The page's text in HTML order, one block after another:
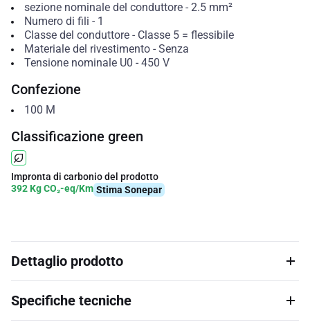
sezione nominale del conduttore- 2.5 mm²
Numero di fili - 1
Classe del conduttore- Classe 5 = flessibile
Materiale del rivestimento- Senza
Tensione nominale U0 - 450 V
Confezione
100 M
Classificazione green
Impronta di carbonio del prodotto
392 Kg CO₂-eq/Km Stima Sonepar
Dettaglio prodotto
Specifiche tecniche